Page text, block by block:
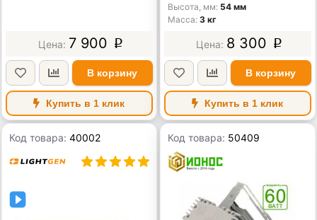
7 900 p
В корзину
Купить в 1 клик
Высота, мм 54 мм
Масса 3 кг
8 300 p
В корзину
Купить в 1 клик
Код товара:40002 Код товара: 50409